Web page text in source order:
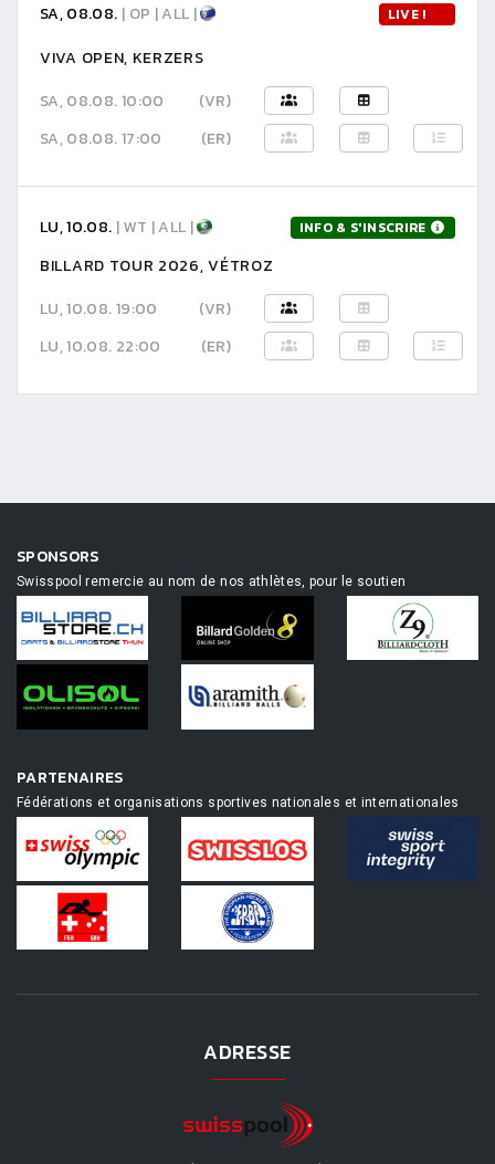
SA, 08.08. | OP | ALL | LIVE !
VIVA OPEN, KERZERS
SA, 08.08. 10:00
(VR)
SA, 08.08. 17:00
(ER)
LU, 10.08. | WT | ALL | INFO & S'INSCRIRE
BILLARD TOUR 2026, VÉTROZ
LU, 10.08. 19:00
(VR)
LU, 10.08. 22:00
(ER)
SPONSORS
Swisspool remercie au nom de nos athlètes, pour le soutien
PARTENAIRES
Fédérations et organisations sportives nationales et internationales
ADRESSE